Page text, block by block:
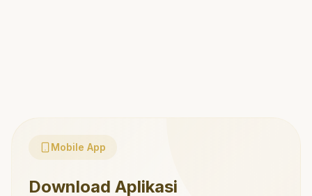
Mobile App
Download Aplikasi